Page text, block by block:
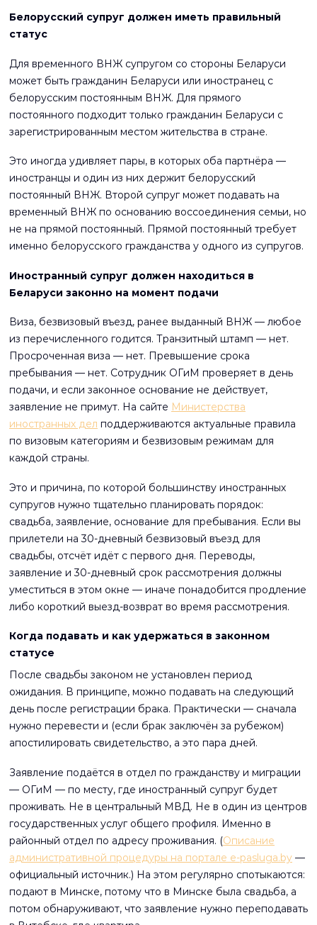
Белорусский супруг должен иметь правильный
статус
Для временного ВНЖ супругом со стороны Беларуси
может быть гражданин Беларуси или иностранец с
белорусским постоянным ВНЖ. Для прямого
постоянного подходит только гражданин Беларуси с
зарегистрированным местом жительства в стране.
Это иногда удивляет пары, в которых оба партнёра —
иностранцы и один из них держит белорусский
постоянный ВНЖ. Второй супруг может подавать на
временный ВНЖ по основанию воссоединения семьи, но
не на прямой постоянный. Прямой постоянный требует
именно белорусского гражданства у одного из супругов.
Иностранный супруг должен находиться в
Беларуси законно на момент подачи
Виза, безвизовый въезд, ранее выданный ВНЖ — любое
из перечисленного годится. Транзитный штамп — нет.
Просроченная виза — нет. Превышение срока
пребывания — нет. Сотрудник ОГиМ проверяет в день
подачи, и если законное основание не действует,
заявление не примут. На сайте Министерства
иностранных дел поддерживаются актуальные правила
по визовым категориям и безвизовым режимам для
каждой страны.
Это и причина, по которой большинству иностранных
супругов нужно тщательно планировать порядок:
свадьба, заявление, основание для пребывания. Если вы
прилетели на 30-дневный безвизовый въезд для
свадьбы, отсчёт идёт с первого дня. Переводы,
заявление и 30-дневный срок рассмотрения должны
уместиться в этом окне — иначе понадобится продление
либо короткий выезд-возврат во время рассмотрения.
Когда подавать и как удержаться в законном
статусе
После свадьбы законом не установлен период
ожидания. В принципе, можно подавать на следующий
день после регистрации брака. Практически — сначала
нужно перевести и (если брак заключён за рубежом)
апостилировать свидетельство, а это пара дней.
Заявление подаётся в отдел по гражданству и миграции
— ОГиМ — по месту, где иностранный супруг будет
проживать. Не в центральный МВД. Не в один из центров
государственных услуг общего профиля. Именно в
районный отдел по адресу проживания. (Описание
административной процедуры на портале e-pasluga.by —
официальный источник.) На этом регулярно спотыкаются:
подают в Минске, потому что в Минске была свадьба, а
потом обнаруживают, что заявление нужно переподавать